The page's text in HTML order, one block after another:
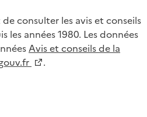
consulter les avis et conseils
les années 1980. Les données
Avis et conseils de la
.